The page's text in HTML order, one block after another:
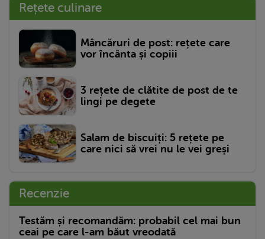
Rețete culinare
Mâncăruri de post: rețete care
vor încânta și copiii
3 rețete de clătite de post de te
lingi pe degete
Salam de biscuiți: 5 rețete pe
care nici să vrei nu le vei greși
Recenzie
Testăm și recomandăm: probabil cel mai bun
ceai pe care l-am băut vreodată